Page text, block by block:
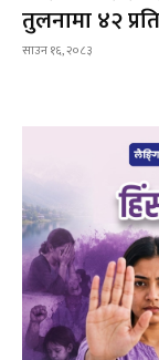
तुलनामा ४२
साउन १६, २०८३